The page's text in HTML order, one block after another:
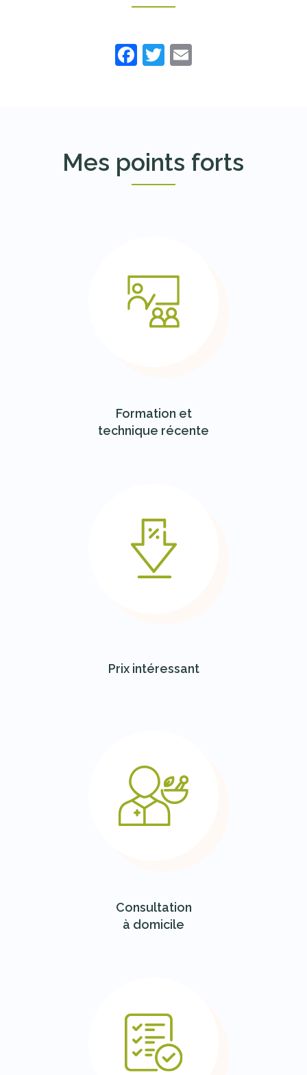
Facebook
Twitter
Mes points forts
Formation et
technique récente
Prix intéressant
Consultation
à domicile